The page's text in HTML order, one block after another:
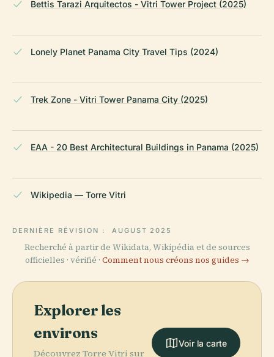
Bettis Tarazi Arquitectos - Vitri Tower Project (2025)
Lonely Planet Panama City Travel Tips (2024)
Trek Zone - Vitri Tower Panama City (2025)
EAA - 20 Best Architectural Buildings in Panama (2025)
Wikipedia — Torre Vitri
DERNIÈRE RÉVISION : AUGUST 2025
Recherché à partir de Wikidata, Wikipédia et de sources
officielles · vérifié · Comment nous créons nos guides →
Explorer les
environs
Découvrez Torre Vitri sur
Voir la carte